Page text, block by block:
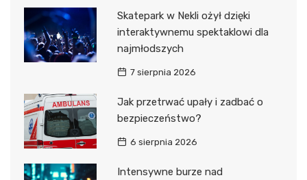
Skatepark w Nekli ożył dzięki
interaktywnemu spektaklowi dla
najmłodszych
7 sierpnia 2026
Jak przetrwać upały i zadbać o
bezpieczeństwo?
6 sierpnia 2026
Intensywne burze nad